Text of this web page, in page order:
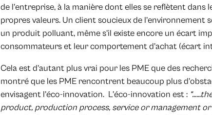
de l’entreprise, à la manière dont elles se reflètent
propres valeurs. Un client soucieux de l’environnement
un produit polluant, même s’il existe encore un écart
consommateurs et leur comportement d’achat (écart
Cela est d’autant plus vrai pour les PME que des
montré que les PME rencontrent beaucoup plus
envisagent l’éco-innovation. L’éco-innovation est :
product, production process, service or management